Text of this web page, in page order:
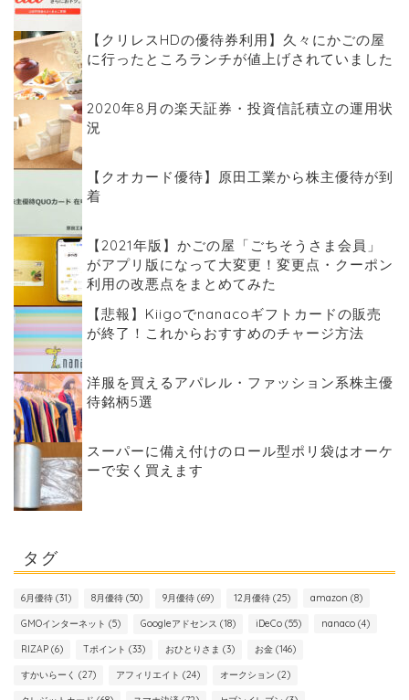
【クリレスHDの優待券利用】久々にかごの屋
に行ったところランチが値上げされていました
2020年8月の楽天証券・投資信託積立の運用状
況
【クオカード優待】原田工業から株主優待が到
着
【2021年版】かごの屋「ごちそうさま会員」
がアプリ版になって大変更！変更点・クーポン
利用の改悪点をまとめてみた
【悲報】Kiigoでnanacoギフトカードの販売
が終了！これからおすすめのチャージ方法
洋服を買えるアパレル・ファッション系株主優
待銘柄5選
スーパーに備え付けのロール型ポリ袋はオーケ
ーで安く買えます
タグ
6月優待 (31) 8月優待 (50) 9月優待 (69) 12月優待 (25) amazon (8)
GMOインターネット (5) Googleアドセンス (18) iDeCo (55) nanaco (4)
RIZAP (6) Tポイント (33) おひとりさま (3) お金 (146)
すかいらーく (27) アフィリエイト (24) オークション (2)